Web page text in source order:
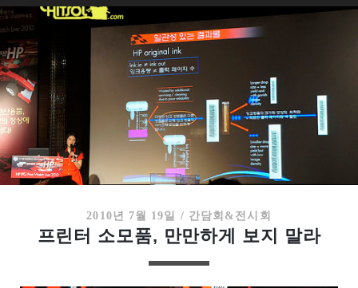
2010년 7월 19일 / 간담회&전시회
프린터 소모품, 만만하게 보지 말라